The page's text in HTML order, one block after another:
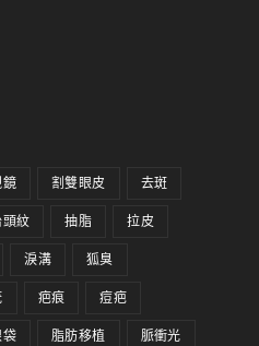
鏡 割雙眼皮 去斑
紋 抽脂 拉皮
淚溝 狐臭
疤痕 痘疤
脂肪移植 脈衝光